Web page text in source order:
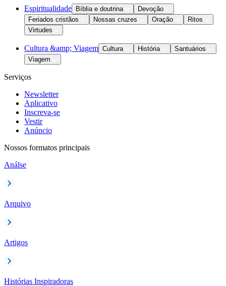
Espiritualidade Bíblia e doutrina
Devoção
Feriados cristãos
Nossas cruzes Oração
Ritos
Virtudes
Cultura &amp; Viagem Cultura História
Santuários
Viagem
Serviços
Newsletter
Aplicativo
Inscreva-se
Vestir
Anúncio
Nossos formatos principais
Análse
Arquivo
Artigos
Histórias Inspiradoras